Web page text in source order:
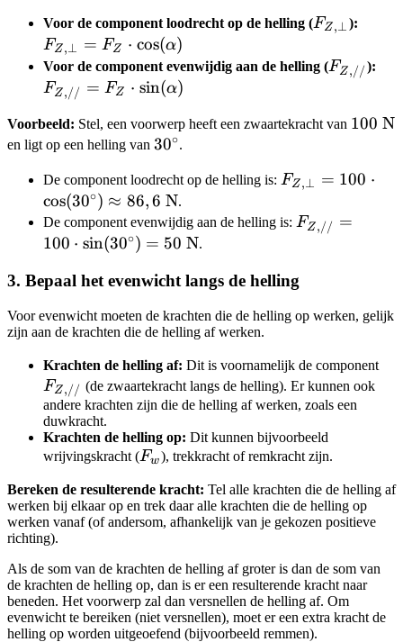
Voor de component loodrecht op de helling (FZ ,⊥):
FZ ,⊥ = FZ ⋅ cos(α)
Voor de component evenwijdig aan de helling (F_{Z,//}
FZ,//):
FZ,// = FZ ⋅ sin(α)
Voorbeeld: Stel, een voorwerp heeft een zwaartekracht van 100
100 N
en ligt op een helling van 30^\circ
30∘.
De component loodrecht op de helling is: F_{Z,\perp}
\cos(30^\circ)
FZ ,⊥ = 100 ⋅
cos(30∘) ≈ 86,6 N.
De component evenwijdig aan de helling is: F_{Z,//} =
= 50 \text{
FZ,// =
100 ⋅ sin(30∘) = 50 N.
3. Bepaal het evenwicht langs de helling
Voor evenwicht moeten de krachten die de helling op werken, gelijk
zijn aan de krachten die de helling af werken.
Krachten de helling af: Dit is voornamelijk de component
FZ ,// (de zwaartekracht langs de helling). Er kunnen ook
andere krachten zijn die de helling af werken, zoals een
duwkracht.
Krachten de helling op: Dit kunnen bijvoorbeeld
wrijvingskracht (F_w
Fw), trekkracht of remkracht zijn.
Bereken de resulterende kracht: Tel alle krachten die de helling af
werken bij elkaar op en trek daar alle krachten die de helling op
werken vanaf (of andersom, afhankelijk van je gekozen positieve
richting).
Als de som van de krachten de helling af groter is dan de som van
de krachten de helling op, dan is er een resulterende kracht naar
beneden. Het voorwerp zal dan versnellen de helling af. Om
evenwicht te bereiken (niet versnellen), moet er een extra kracht de
helling op worden uitgeoefend (bijvoorbeeld remmen).